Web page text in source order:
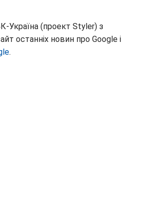
Україна (проект Styler) з
останніх новин про Google і
.